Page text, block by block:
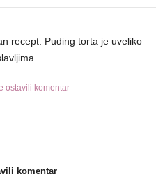
recept. Puding torta je uveliko
ostavili komentar
komentar